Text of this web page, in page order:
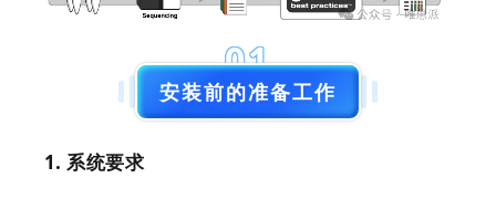
01
安装前的准备工作
1. 系统要求